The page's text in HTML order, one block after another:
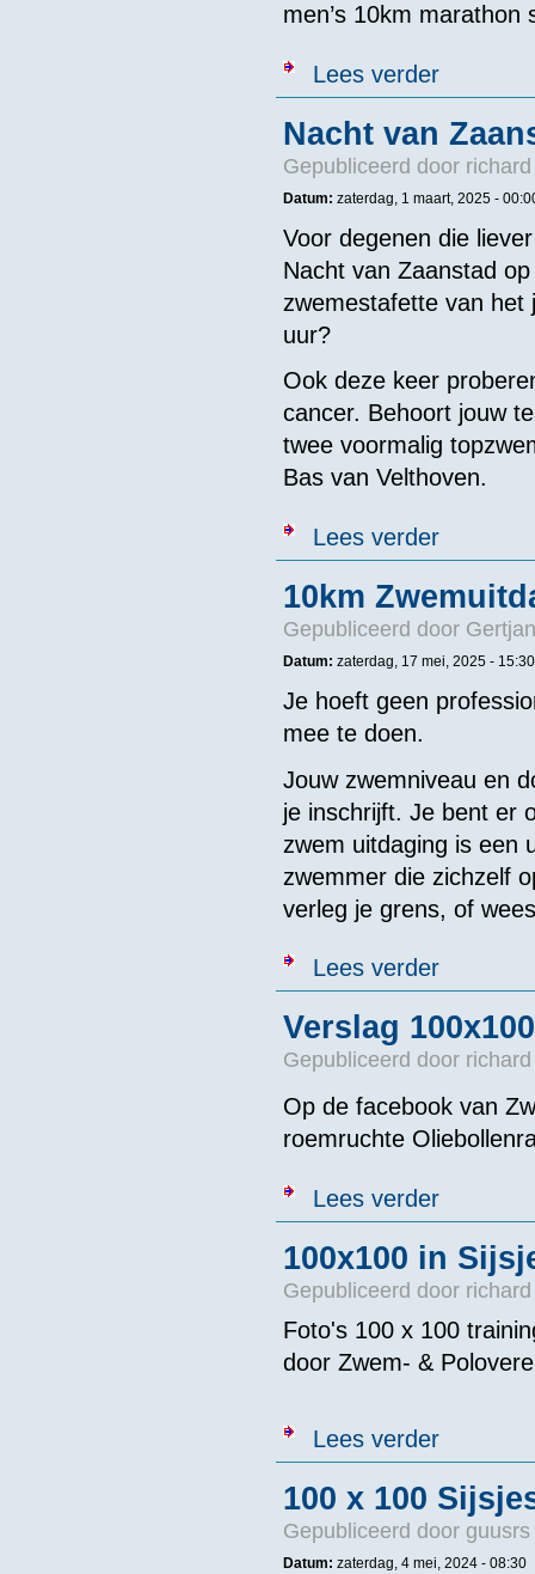
men’s 10km marathon
Lees verderover
Nacht van
Gepubliceerd door
Datum: zaterdag, 1 maart, 2025 -
Voor degenen die
Nacht van Zaanstad
zwemestafette van het
uur?
Ook deze keer
cancer. Behoort jouw
twee voormalig
Bas van Velthoven.
Lees verderover Nacht
10km
Gepubliceerd door
Datum: zaterdag, 17 mei, 2025 - 15:30
Je hoeft geen
mee te doen.
Jouw zwemniveau en
je inschrijft. Je bent er
zwem uitdaging is een
zwemmer die zichzelf
verleg je grens, of
Lees verderover 10km
Verslag
Gepubliceerd door
Op de facebook van
roemruchte
Lees verderover Verslag
100x100 in
Gepubliceerd door
Foto's 100 x 100
door Zwem- &
Lees verderover 100x100
100 x 100
Gepubliceerd door guusrs
Datum: zaterdag, 4 mei, 2024 - 08:30